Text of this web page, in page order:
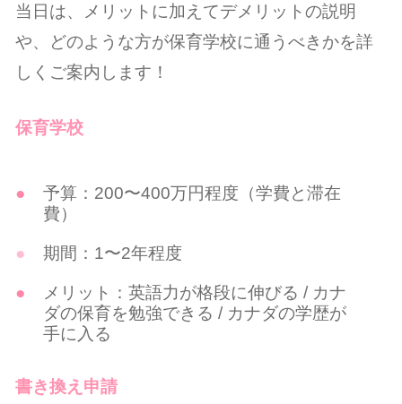
当日は、メリットに加えてデメリットの説明
や、どのような方が保育学校に通うべきかを詳
しくご案内します！
保育学校
予算：200〜400万円程度（学費と滞在
費）
期間：1〜2年程度
メリット：英語力が格段に伸びる / カナ
ダの保育を勉強できる / カナダの学歴が
手に入る
書き換え申請